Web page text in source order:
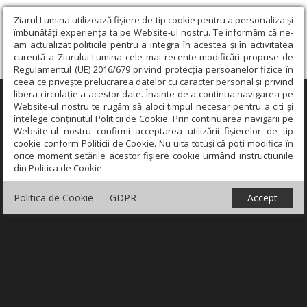
Ziarul Lumina utilizează fişiere de tip cookie pentru a personaliza și
îmbunătăți experiența ta pe Website-ul nostru. Te informăm că ne-
am actualizat politicile pentru a integra în acestea și în activitatea
curentă a Ziarului Lumina cele mai recente modificări propuse de
Regulamentul (UE) 2016/679 privind protecția persoanelor fizice în
ceea ce privește prelucrarea datelor cu caracter personal și privind
libera circulație a acestor date. Înainte de a continua navigarea pe
Website-ul nostru te rugăm să aloci timpul necesar pentru a citi și
înțelege conținutul Politicii de Cookie. Prin continuarea navigării pe
Website-ul nostru confirmi acceptarea utilizării fişierelor de tip
cookie conform Politicii de Cookie. Nu uita totuși că poți modifica în
orice moment setările acestor fişiere cookie urmând instrucțiunile
din Politica de Cookie.
Politica de Cookie GDPR Accept
×